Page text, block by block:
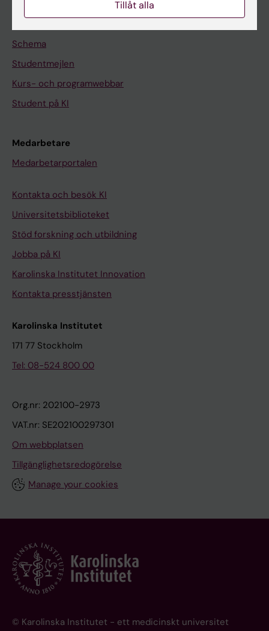
Schema
Studentmejlen
Kurs- och programwebbar
Student på KI
Medarbetare
Medarbetarportalen
Kontakta och besök KI
Universitetsbiblioteket
Stöd forskning och utbildning
Jobba på KI
Karolinska Institutet Innovation
Kontakta presstjänsten
Karolinska Institutet
171 77 Stockholm
Tel: 08-524 800 00
Org.nr: 202100-2973
VAT.nr: SE202100297301
Om webbplatsen
Tillgänglighetsredogörelse
Manage your cookies
© Karolinska Institutet - ett medicinskt universitet
Tillåt alla